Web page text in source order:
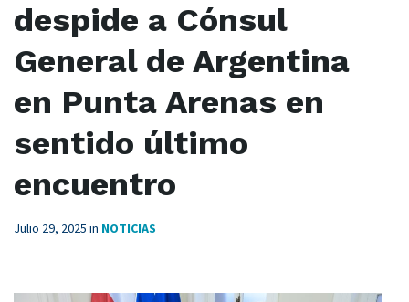
despide a Cónsul
General de Argentina
en Punta Arenas en
sentido último
encuentro
Julio 29, 2025 in NOTICIAS